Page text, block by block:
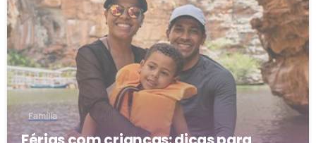
Família